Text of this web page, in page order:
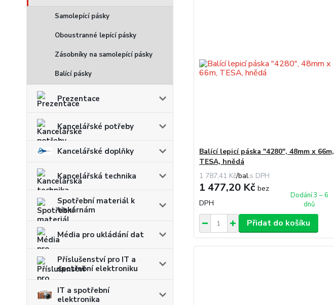
Samolepící pásky
Oboustranné lepící pásky
Zásobníky na samolepící pásky
Balící pásky
Prezentace
Kancelářské potřeby
Kancelářské doplňky
Kancelářská technika
Spotřební materiál k
tiskárnám
Média pro ukládání dat
Příslušenství pro IT a
spotřební elektroniku
IT a spotřební
elektronika
Balící lepicí páska "4280", 48mm x 66m,
TESA, hnědá
1 787,41 Kč/bal.
1 477,20 Kč bez
DPH
Dodání 3 – 6
dnů
Přidat do košíku